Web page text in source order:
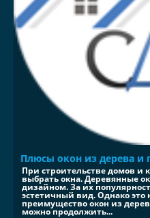
Плюсы окон из дерева и
При строительстве домов и
выбрать окна. Деревянные
дизайном. За их
эстетичный вид. Однако это
преимущество окон из
можно продолжить...